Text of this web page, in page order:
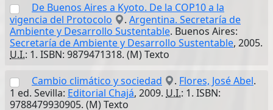
De Buenos Aires a Kyoto. De la COP10 a la
vigencia del Protocolo
. Argentina. Secretaría de
Ambiente y Desarrollo Sustentable. Buenos Aires:
Secretaría de Ambiente y Desarrollo Sustentable, 2005.
U.I.: 1. ISBN: 9879471318. (M) Texto
Cambio climático y sociedad
. Flores, José Abel.
1 ed. Sevilla: Editorial Chajá, 2009. U.I.: 1. ISBN:
9788479930905. (M) Texto